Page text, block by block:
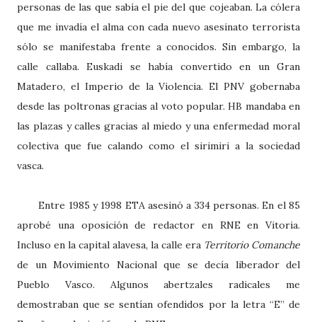
personas de las que sabía el pie del que cojeaban. La cólera
que me invadía el alma con cada nuevo asesinato terrorista
sólo se manifestaba frente a conocidos. Sin embargo, la
calle callaba. Euskadi se había convertido en un Gran
Matadero, el Imperio de la Violencia. El PNV gobernaba
desde las poltronas gracias al voto popular. HB mandaba en
las plazas y calles gracias al miedo y una enfermedad moral
colectiva que fue calando como el sirimiri a la sociedad
vasca.
Entre 1985 y 1998 ETA asesinó a 334 personas. En el 85
aprobé una oposición de redactor en RNE en Vitoria.
Incluso en la capital alavesa, la calle era Territorio Comanche
de un Movimiento Nacional que se decía liberador del
Pueblo Vasco. Algunos abertzales radicales me
demostraban que se sentían ofendidos por la letra “E” de